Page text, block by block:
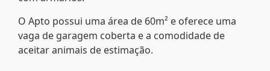
O Apto possui uma área de 60m² e oferece uma
vaga de garagem coberta e a comodidade de
aceitar animais de estimação.